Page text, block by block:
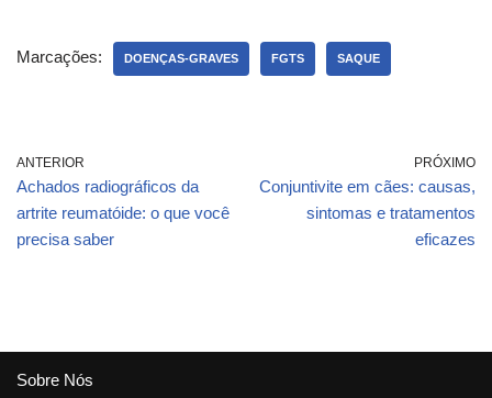
Marcações: DOENÇAS-GRAVES FGTS SAQUE
ANTERIOR
Achados radiográficos da
artrite reumatóide: o que você
precisa saber
PRÓXIMO
Conjuntivite em cães: causas,
sintomas e tratamentos
eficazes
Sobre Nós